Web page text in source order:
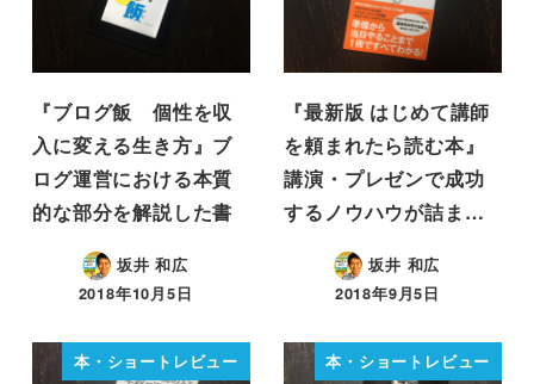
『ブログ飯 個性を収
入に変える生き方』ブ
ログ運営における本質
的な部分を解説した書
坂井 和広
2018年10月5日
『最新版 はじめて講師
を頼まれたら読む本』
講演・プレゼンで成功
するノウハウが詰ま…
坂井 和広
2018年9月5日
本・ショートレビュー 本・ショートレビュー